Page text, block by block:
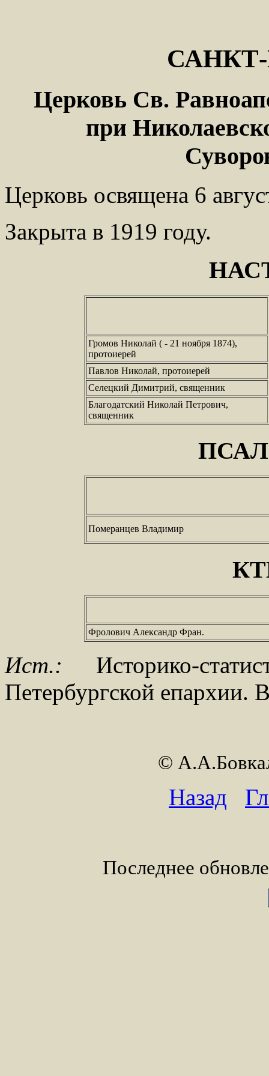
Церковь Св.
при
Церковь освящена 6
Закрыта в 1919 году.
Громов Николай ( - 21 ноября 1874),
протоиерей
Павлов Николай, протоиерей
Селецкий Димитрий, священник
Благодатский Николай Петрович,
священник
Померанцев Владимир
Фролович Александр Фран.
Ист.: Историко-
Петербургской
©
Назад
Последнее